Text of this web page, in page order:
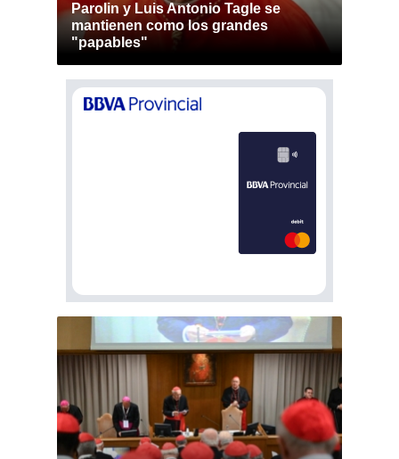
Parolin y Luis Antonio Tagle se
mantienen como los grandes
"papables"